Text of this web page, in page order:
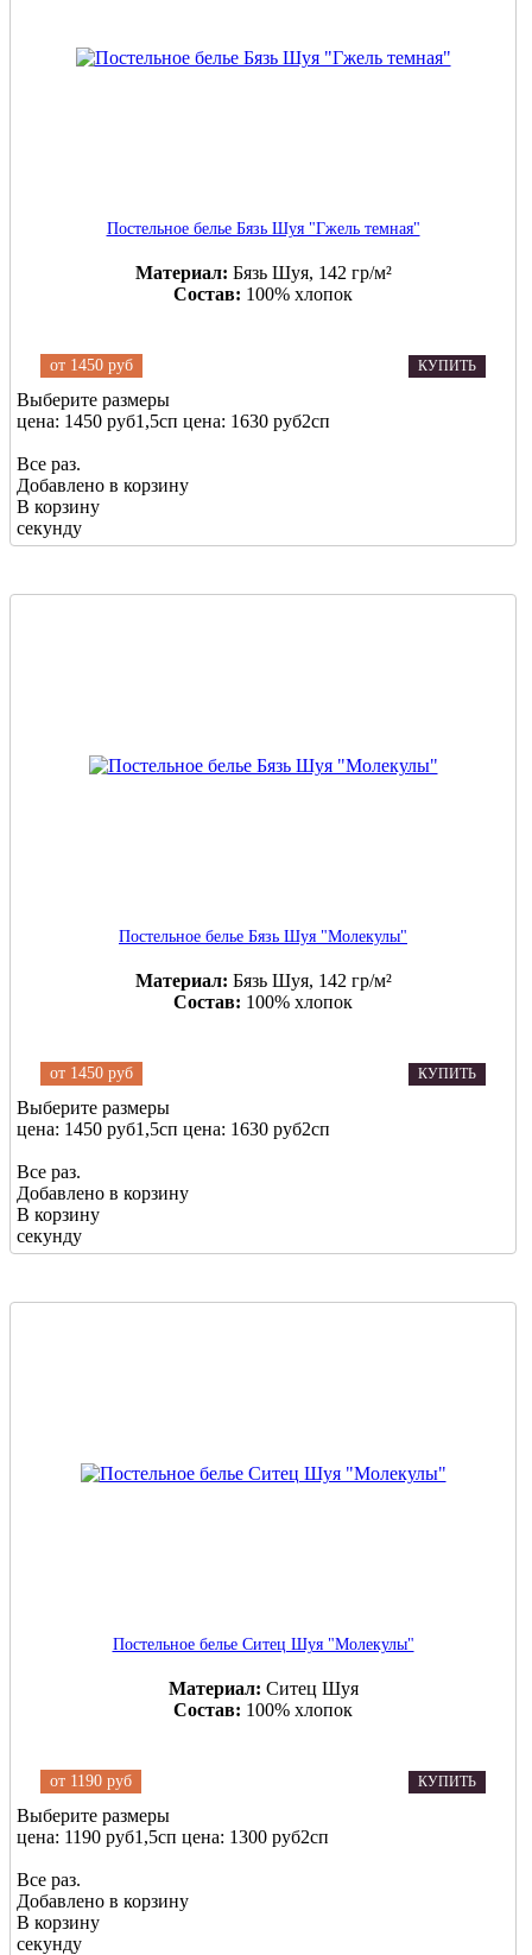
Постельное белье Бязь Шуя "Гжель темная"
Материал: Бязь Шуя, 142 гр/м²
Состав: 100% хлопок
от 1450 руб КУПИТЬ
Выберите размеры
цена: 1450 руб1,5сп цена: 1630 руб2сп
Все раз.
Добавлено в корзину
В корзину
секунду
Постельное белье Бязь Шуя "Молекулы"
Материал: Бязь Шуя, 142 гр/м²
Состав: 100% хлопок
от 1450 руб КУПИТЬ
Выберите размеры
цена: 1450 руб1,5сп цена: 1630 руб2сп
Все раз.
Добавлено в корзину
В корзину
секунду
Постельное белье Ситец Шуя "Молекулы"
Материал: Ситец Шуя
Состав: 100% хлопок
от 1190 руб КУПИТЬ
Выберите размеры
цена: 1190 руб1,5сп цена: 1300 руб2сп
Все раз.
Добавлено в корзину
В корзину
секунду